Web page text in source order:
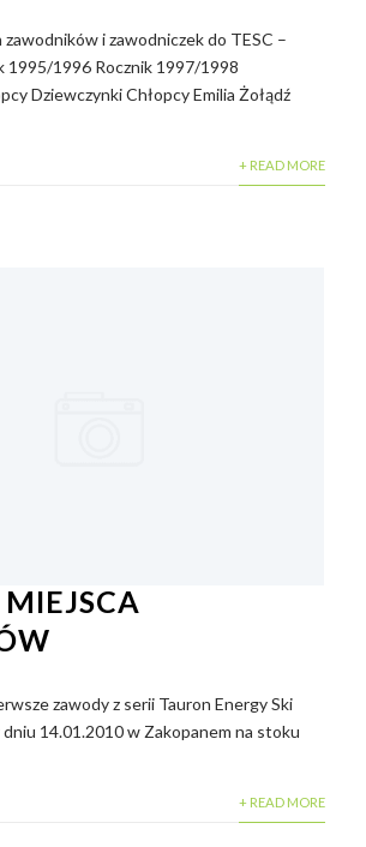
zawodników i zawodniczek do TESC –
1995/1996 Rocznik 1997/1998
Dziewczynki Chłopcy Emilia Żołądź
+ READ MORE
zawody z serii Tauron Energy Ski
14.01.2010 w Zakopanem na stoku
+ READ MORE